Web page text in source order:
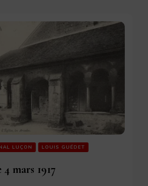
LUÇON LOUIS GUÉDET
mars 1917